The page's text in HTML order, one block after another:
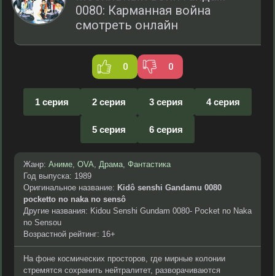
0080: Карманная война
смотреть онлайн
0 0
1 серия 2 серия 3 серия 4 серия
5 серия 6 серия
Жанр: Аниме, OVA, Драма, Фантастика
Год выпуска: 1989
Оригинальное название: Kidô senshi Gandamu 0080
pocketto no naka no sensô
Другие названия: Kidou Senshi Gundam 0080- Pocket no Naka
no Sensou
Возрастной рейтинг: 16+
На фоне космических просторов, где мирные колонии
стремятся сохранить нейтралитет, разворачиваются